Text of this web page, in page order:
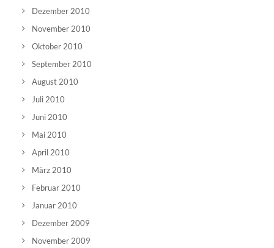
Dezember 2010
November 2010
Oktober 2010
September 2010
August 2010
Juli 2010
Juni 2010
Mai 2010
April 2010
März 2010
Februar 2010
Januar 2010
Dezember 2009
November 2009